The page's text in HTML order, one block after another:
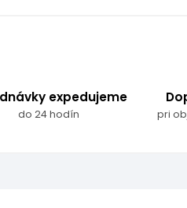
expedujeme
do 24 hodín pri